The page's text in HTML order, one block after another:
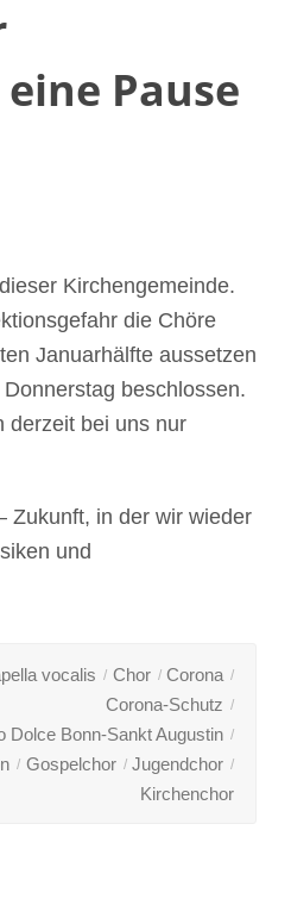
Pause
Kirchengemeinde.
die Chöre
Januarhälfte aussetzen
beschlossen.
derzeit bei uns nur
Zukunft, in der wir wieder
und
vocalis Chor
Corona
Corona-Schutz
Dolce Bonn-Sankt Augustin
Gospelchor
Jugendchor
Kirchenchor